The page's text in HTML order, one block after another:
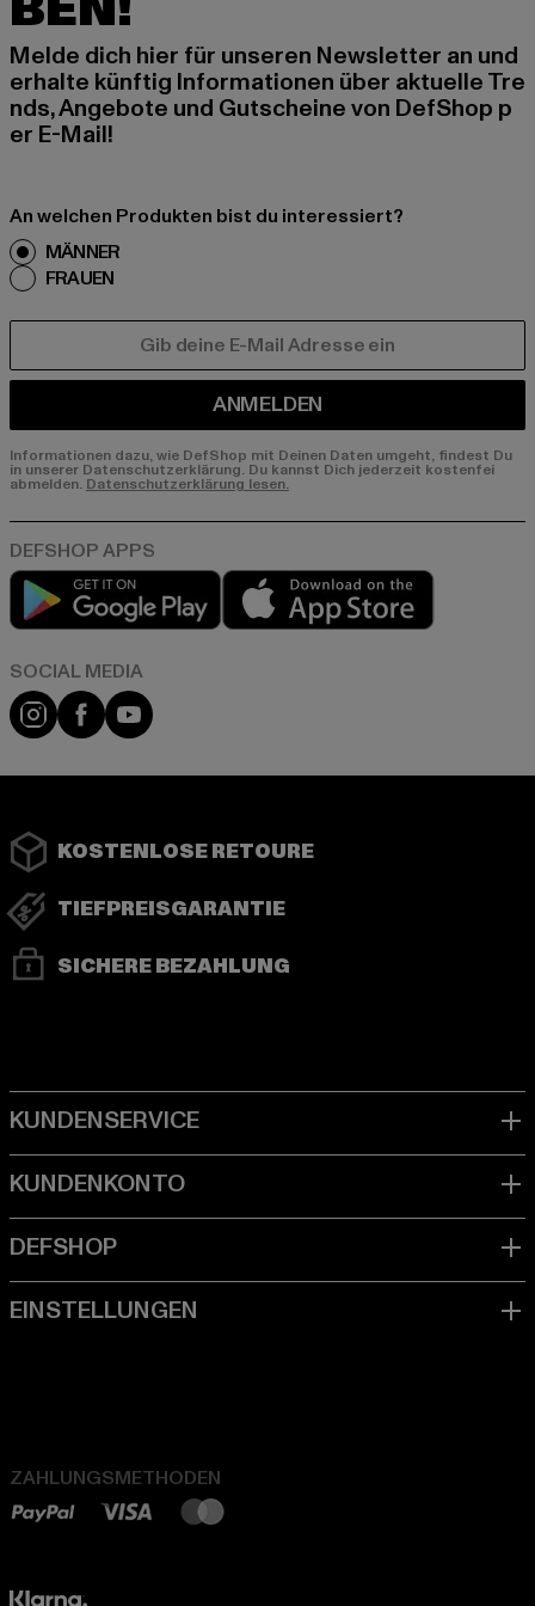
Melde dich hier für unseren Newsletter an und
erhalte künftig Informationen über aktuelle Tre
nds, Angebote und Gutscheine von DefShop p
er E-Mail!
An welchen Produkten bist du interessiert?
MÄNNER
FRAUEN
ANMELDEN
Informationen dazu, wie DefShop mit Deinen Daten umgeht, findest Du
in unserer Datenschutzerklärung. Du kannst Dich jederzeit kostenfei
abmelden. Datenschutzerklärung lesen.
Play market
Instagram
FacebookYouTube
KOSTENLOSE RETOURE
TIEFPREISGARANTIE
SICHERE BEZAHLUNG
ZAHLUNGSMETHODEN